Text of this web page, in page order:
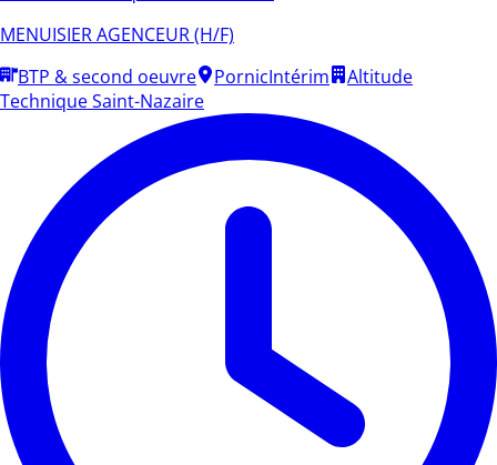
MENUISIER AGENCEUR (H/F)
BTP & second oeuvre
PornicIntérim
Altitude
Technique Saint-Nazaire